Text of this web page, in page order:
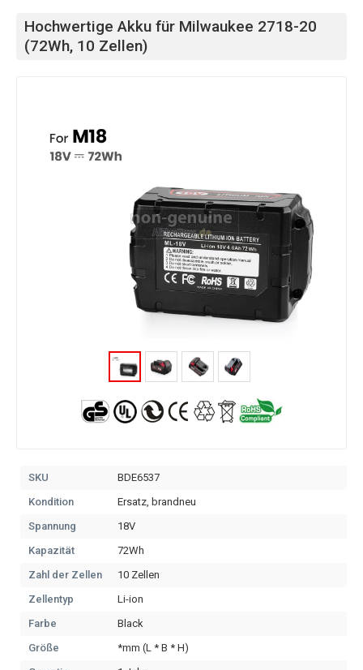
Hochwertige Akku für Milwaukee 2718-20
(72Wh, 10 Zellen)
SKU
BDE6537
Kondition
Ersatz, brandneu
Spannung
18V
Kapazität
72Wh
Zahl der Zellen
10 Zellen
Zellentyp
Li-ion
Farbe
Black
Größe
*mm (L * B * H)